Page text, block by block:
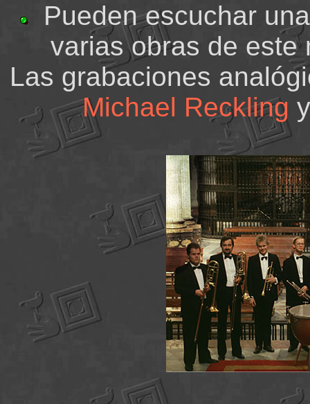
Pueden escuchar
varias obras de
Las grabaciones
Michael Reckling